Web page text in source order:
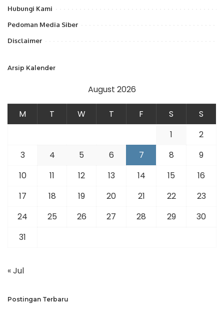
Hubungi Kami
Pedoman Media Siber
Disclaimer
Arsip Kalender
August 2026
M T W T F S
S
1
2
3
4 5 6 7 8
9
10
11 12 13 14 15
16
17
18 19 20 21 22
23
24
25 26 27 28 29
30
31
« Jul
Postingan Terbaru